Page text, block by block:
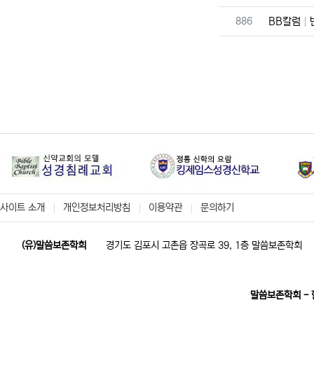
번호
886 BB칼럼
사이트 소개 개인정보처리방침 이용약관 문의하기
(유)말씀보존학회 경기도 김포시 고촌읍 장곡로 39, 1층 말씀보존학회
말씀보존학회 -